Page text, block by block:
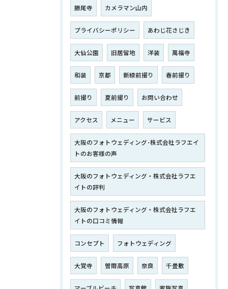
勝尾寺 カメラマン山内
プライバシーポリシー あわじ花さじき
大仙公園 旧居留地 洋装 萬福寺
和装 京都 新緑前撮り 春前撮り
前撮り 夏前撮り お問い合わせ
アクセス メニュー サービス
大阪のフォトウェディング･株式会社ラフエイ
トのお客様の声
大阪のフォトウェディング・株式会社ラフエ
イトの評判
大阪のフォトウェディング・株式会社ラフエ
イトの口コミ情報
コンセプト フォトウェディング
大覚寺 曽爾高原 奈良 千畳敷